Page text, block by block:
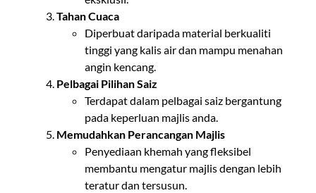
Tahan Cuaca
Diperbuat daripada material berkualiti
tinggi yang kalis air dan mampu menahan
angin kencang.
Pelbagai Pilihan Saiz
Terdapat dalam pelbagai saiz bergantung
pada keperluan majlis anda.
Memudahkan Perancangan Majlis
Penyediaan khemah yang fleksibel
membantu mengatur majlis dengan lebih
teratur dan tersusun.